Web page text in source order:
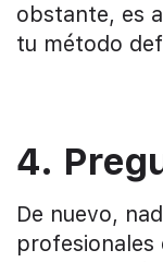
obstante, es
tu método
4.
De nuevo,
profesionales